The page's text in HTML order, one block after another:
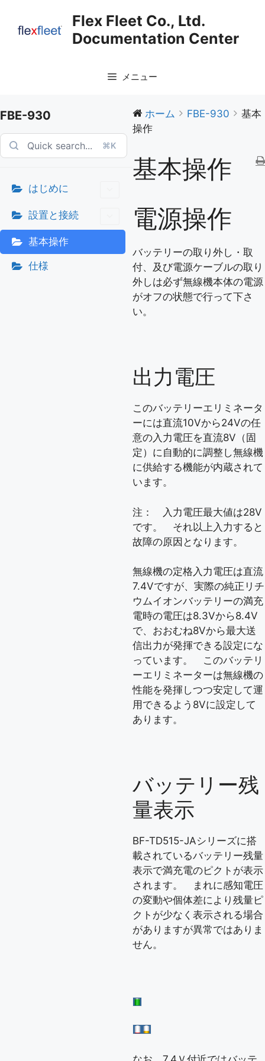
キ
プ
Flex Fleet Co., Ltd.
Documentation Center
メニュー
FBE-930
⌘K
はじめに
設置と接続
基本操作
仕様
ホーム FBE-930
基本
操作
基本操作
電源操作
バッテリーの取り外し・取
付、及び電源ケーブルの取り
外しは必ず無線機本体の電源
がオフの状態で行って下さ
い。
出力電圧
このバッテリーエリミネータ
ーには直流10Vから24Vの任
意の入力電圧を直流8V（固
定）に自動的に調整し無線機
に供給する機能が内蔵されて
います。
注： 入力電圧最大値は28V
です。 それ以上入力すると
故障の原因となります。
無線機の定格入力電圧は直流
7.4Vですが、実際の純正リチ
ウムイオンバッテリーの満充
電時の電圧は8.3Vから8.4V
で、おおむね8Vから最大送
信出力が発揮できる設定にな
っています。 このバッテリ
ーエリミネーターは無線機の
性能を発揮しつつ安定して運
用できるよう8Vに設定して
あります。
バッテリー残
量表示
BF-TD515-JAシリーズに搭
載されているバッテリー残量
表示で満充電のピクトが表示
されます。 まれに感知電圧
の変動や個体差により残量ピ
クトが少なく表示される場合
がありますが異常ではありま
せん。